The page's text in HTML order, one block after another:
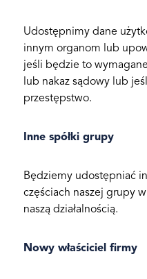
Udostępnimy dane
innym organom lub
jeśli będzie to
lub nakaz sądowy lub
przestępstwo.
Inne spółki grupy
Będziemy udostępniać
częściach naszej grupy
naszą działalnością.
Nowy właściciel firmy